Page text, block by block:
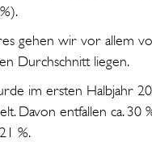
gehen wir vor allem
Durchschnitt liegen.
im ersten Halbjahr
Davon entfallen ca. 30
%.